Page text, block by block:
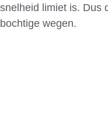
snelheid limiet is. Dus
bochtige wegen.